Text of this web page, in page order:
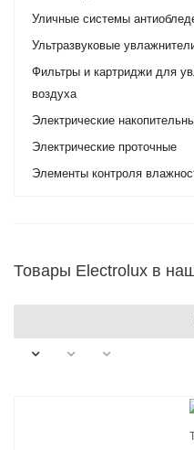
Уличные системы
Ультразвуковые
Фильтры и картриджи для
воздуха
Электрические
Электрические проточные
Элементы контроля
Товары Electrolux в